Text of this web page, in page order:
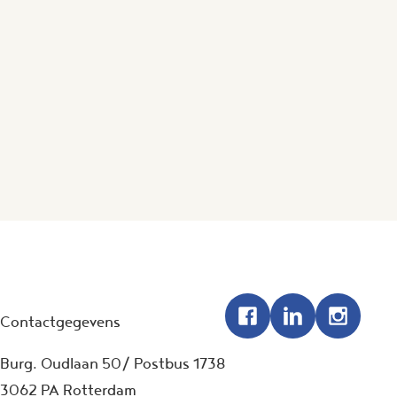
Contactgegevens
Burg. Oudlaan 50/ Postbus 1738
3062 PA Rotterdam